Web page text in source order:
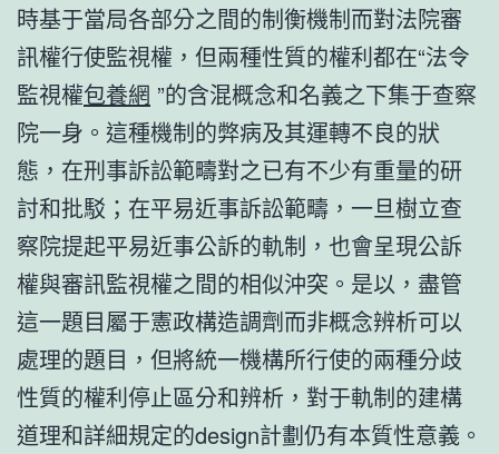
時基于當局各部分之間的制衡機制而對法院審
訊權行使監視權，但兩種性質的權利都在“法令
監視權包養網 ”的含混概念和名義之下集于查察
院一身。這種機制的弊病及其運轉不良的狀
態，在刑事訴訟範疇對之已有不少有重量的研
討和批駁；在平易近事訴訟範疇，一旦樹立查
察院提起平易近事公訴的軌制，也會呈現公訴
權與審訊監視權之間的相似沖突。是以，盡管
這一題目屬于憲政構造調劑而非概念辨析可以
處理的題目，但將統一機構所行使的兩種分歧
性質的權利停止區分和辨析，對于軌制的建構
道理和詳細規定的design計劃仍有本質性意義。